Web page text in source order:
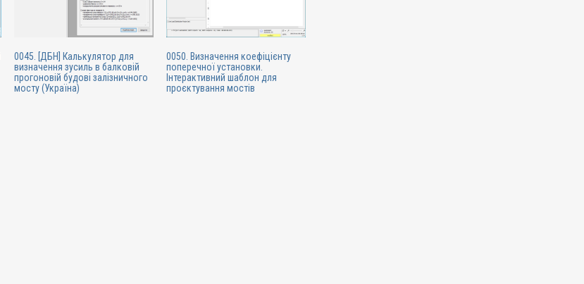
0045. [ДБН] Калькулятор для
визначення зусиль в балковій
прогоновій будові залізничного
мосту (Україна)
0050. Визначення коефіцієнту
поперечної установки.
Інтерактивний шаблон для
проєктування мостів